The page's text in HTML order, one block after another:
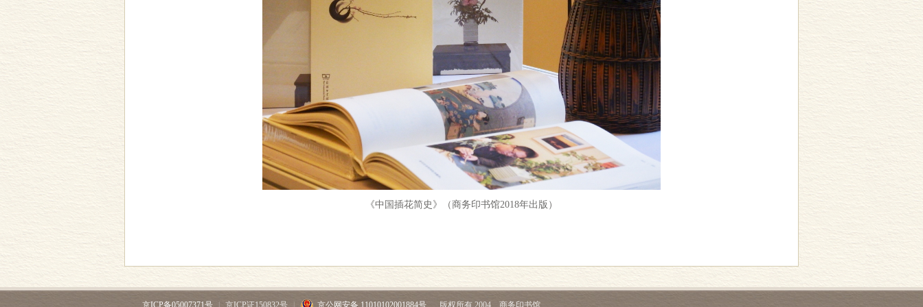
《中国插花简史》（商务印书馆2018年出版）
京ICP备05007371号 京ICP证150832号 京公网安备 11010102001884号 版权所有 2004 商务印书馆